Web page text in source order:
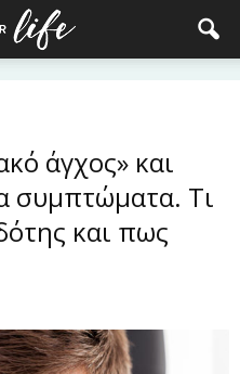
άγχος» και
συμπτώματα. Τι
και πως